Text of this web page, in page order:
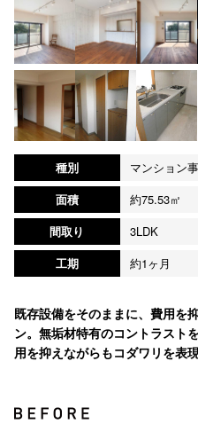
種別
マンション
面積
約75.53㎡
間取り
3LDK
工期
約1ヶ月
既存設備をそのままに、費用を
ン。無垢材特有のコントラスト
用を抑えながらもコダワリを表